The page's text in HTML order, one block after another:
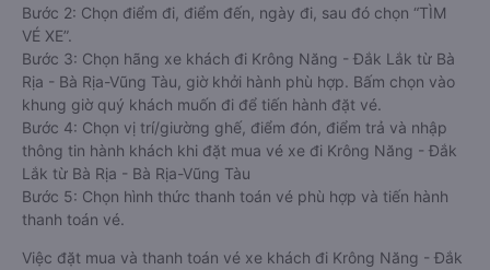
Bước 2: Chọn điểm đi, điểm đến, ngày đi, sau đó chọn “TÌM
VÉ XE”.
Bước 3: Chọn hãng xe khách đi Krông Năng - Đắk Lắk từ Bà
Rịa - Bà Rịa-Vũng Tàu, giờ khởi hành phù hợp. Bấm chọn vào
khung giờ quý khách muốn đi để tiến hành đặt vé.
Bước 4: Chọn vị trí/giường ghế, điểm đón, điểm trả và nhập
thông tin hành khách khi đặt mua vé xe đi Krông Năng - Đắk
Lắk từ Bà Rịa - Bà Rịa-Vũng Tàu
Bước 5: Chọn hình thức thanh toán vé phù hợp và tiến hành
thanh toán vé.
Việc đặt mua và thanh toán vé xe khách đi Krông Năng - Đắk